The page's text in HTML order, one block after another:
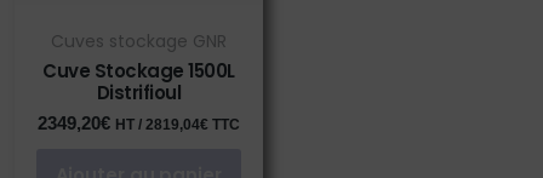
Cuves stockage GNR
Cuve Stockage 1500L
Distrifioul
2349,20€ HT / 2819,04€ TTC